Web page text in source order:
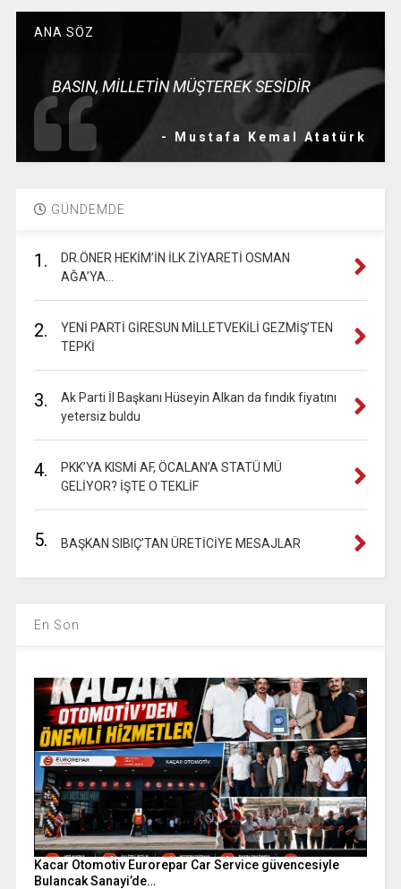
ANA SÖZ
BASIN, MİLLETİN MÜŞTEREK SESİDİR
- Mustafa Kemal Atatürk
GÜNDEMDE
1.
DR.ÖNER HEKİM’İN İLK ZİYARETİ OSMAN
AĞA’YA…
2.
YENİ PARTİ GİRESUN MİLLETVEKİLİ GEZMİŞ’TEN
TEPKİ
3.
Ak Parti İl Başkanı Hüseyin Alkan da fındık fiyatını
yetersiz buldu
4.
PKK’YA KISMİ AF, ÖCALAN’A STATÜ MÜ
GELİYOR? İŞTE O TEKLİF
5. BAŞKAN SIBIÇ’TAN ÜRETİCİYE MESAJLAR
En Son
Kacar Otomotiv Eurorepar Car Service güvencesiyle
Bulancak Sanayi’de…